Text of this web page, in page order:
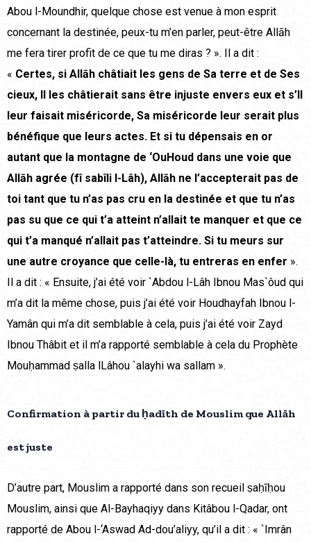
Abou l-Moundhir, quelque chose est venue à mon esprit
concernant la destinée, peux-tu m’en parler, peut-être Allāh
me fera tirer profit de ce que tu me diras ? ». Il a dit :
« Certes, si Allāh châtiait les gens de Sa terre et de Ses
cieux, Il les châtierait sans être injuste envers eux et s’Il
leur faisait miséricorde, Sa miséricorde leur serait plus
bénéfique que leurs actes. Et si tu dépensais en or
autant que la montagne de ‘OuHoud dans une voie que
Allāh agrée (fî sabîli l-Lâh), Allāh ne l’accepterait pas de
toi tant que tu n’as pas cru en la destinée et que tu n’as
pas su que ce qui t’a atteint n’allait te manquer et que ce
qui t’a manqué n’allait pas t’atteindre. Si tu meurs sur
une autre croyance que celle-là, tu entreras en enfer ».
Il a dit : « Ensuite, j’ai été voir `Abdou l-Lâh Ibnou Mas`ôud qui
m’a dit la même chose, puis j’ai été voir Houdhayfah Ibnou l-
Yamân qui m’a dit semblable à cela, puis j’ai été voir Zayd
Ibnou Thâbit et il m’a rapporté semblable à cela du Prophète
Mouḥammad ṣalla lLâhou `alayhi wa sallam ».
Confirmation à partir du ḥadīth de Mouslim que Allāh
est juste
D’autre part, Mouslim a rapporté dans son recueil ṣaḥīḥou
Mouslim, ainsi que Al-Bayhaqiyy dans Kitâbou l-Qadar, ont
rapporté de Abou l-‘Aswad Ad-dou’aliyy, qu’il a dit : « `Imrân